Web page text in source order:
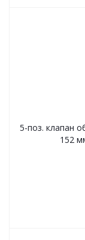
5-поз. клапан
152